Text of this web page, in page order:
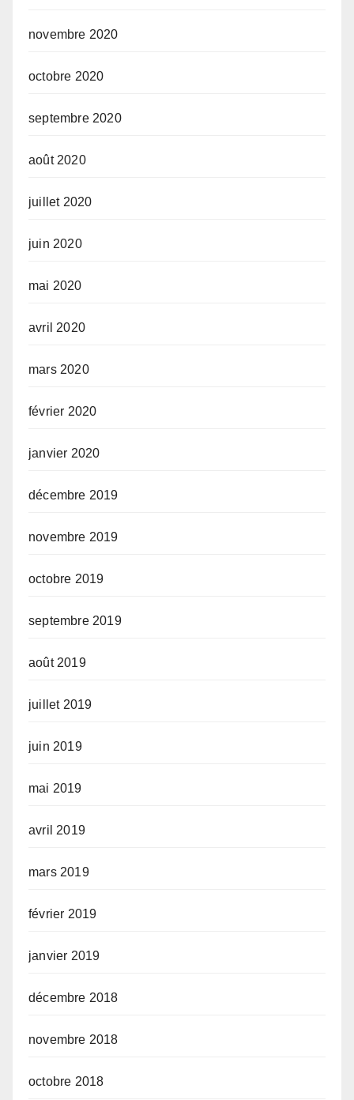
novembre 2020
octobre 2020
septembre 2020
août 2020
juillet 2020
juin 2020
mai 2020
avril 2020
mars 2020
février 2020
janvier 2020
décembre 2019
novembre 2019
octobre 2019
septembre 2019
août 2019
juillet 2019
juin 2019
mai 2019
avril 2019
mars 2019
février 2019
janvier 2019
décembre 2018
novembre 2018
octobre 2018